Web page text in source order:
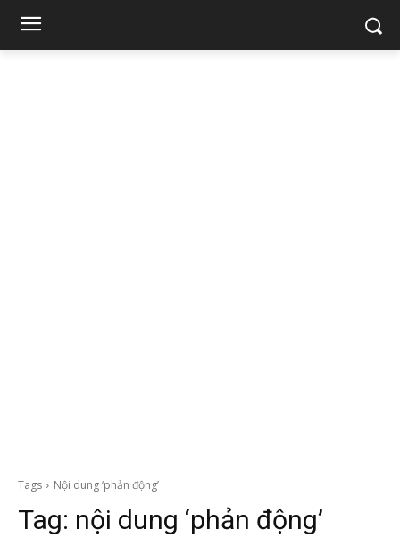
Tags Nội dung ‘phản động’
Tag: nội dung ‘phản động’